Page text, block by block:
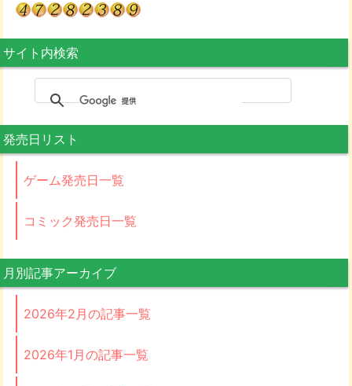
サイト内検索
発売日リスト
ゲーム発売日一覧
コミック発売日一覧
月別記事アーカイブ
2026年2月の記事一覧
2026年1月の記事一覧